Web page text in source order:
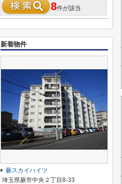
8件が該当
新着物件
蕨スカイハイツ
埼玉県蕨市中央２丁目8-33